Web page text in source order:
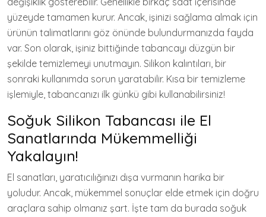
yüzeyde tamamen kurur. Ancak, işinizi sağlama almak için
ürünün talimatlarını göz önünde bulundurmanızda fayda
var. Son olarak, işiniz bittiğinde tabancayı düzgün bir
şekilde temizlemeyi unutmayın. Silikon kalıntıları, bir
sonraki kullanımda sorun yaratabilir. Kısa bir temizleme
işlemiyle, tabancanızı ilk günkü gibi kullanabilirsiniz!
Soğuk Silikon Tabancası ile El
Sanatlarında Mükemmelliği
Yakalayın!
El sanatları, yaratıcılığınızı dışa vurmanın harika bir
yoludur. Ancak, mükemmel sonuçlar elde etmek için doğru
araçlara sahip olmanız şart. İşte tam da burada soğuk